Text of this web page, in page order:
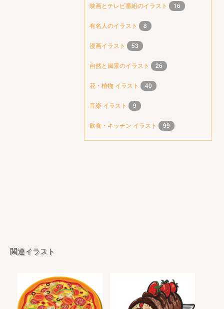
映画とテレビ番組のイラスト 16
有名人のイラスト 8
漫画イラスト 53
自然と風景のイラスト 26
花・植物 イラスト 40
音楽 イラスト 9
飲食・キッチン イラスト 99
関連イラスト